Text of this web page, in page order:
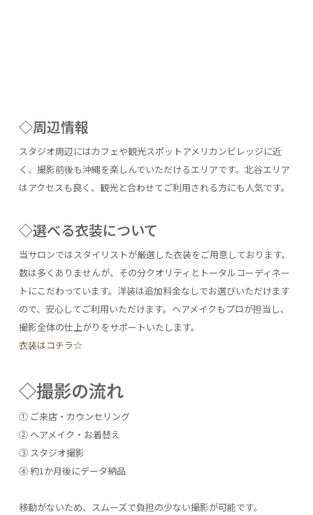
◇周辺情報
スタジオ周辺にはカフェや観光スポットアメリカンビレッジに近
く、撮影前後も沖縄を楽しんでいただけるエリアです。北谷エリア
はアクセスも良く、観光と合わせてご利用される方にも人気です。
◇選べる衣装について
当サロンではスタイリストが厳選した衣装をご用意しております。
数は多くありませんが、その分クオリティとトータルコーディネー
トにこだわっています。洋装は追加料金なしでお選びいただけます
ので、安心してご利用いただけます。ヘアメイクもプロが担当し、
撮影全体の仕上がりをサポートいたします。
衣装はコチラ☆
◇撮影の流れ
① ご来店・カウンセリング
② ヘアメイク・お着替え
③ スタジオ撮影
④ 約1か月後にデータ納品
移動がないため、スムーズで負担の少ない撮影が可能です。